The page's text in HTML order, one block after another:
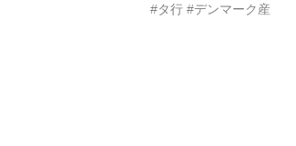
#タ行 #デンマーク産